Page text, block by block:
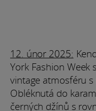
12. únor 2025:
York Fashion Week
vintage atmosféru
Obléknutá do
černých džínů s